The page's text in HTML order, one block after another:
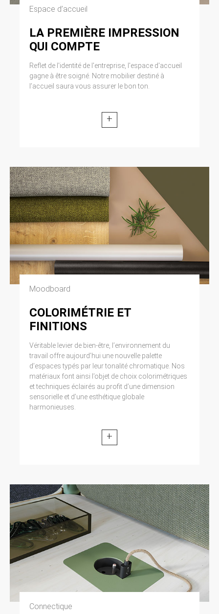
Espace d’accueil
LA PREMIÈRE IMPRESSION
QUI COMPTE
Reflet de l'identité de l'entreprise, l'espace d'accueil
gagne à être soigné. Notre mobilier destiné à
l’accueil saura vous assurer le bon ton.
+
Moodboard
COLORIMÉTRIE ET
FINITIONS
Véritable levier de bien-être, l’environnement du
travail offre aujourd’hui une nouvelle palette
d’espaces typés par leur tonalité chromatique. Nos
matériaux font ainsi l’objet de choix colorimétriques
et techniques éclairés au profit d’une dimension
sensorielle et d’une esthétique globale
harmonieuses.
+
Connectique